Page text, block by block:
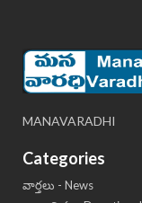
MANAVARADHI
Categories
వార్తలు - News